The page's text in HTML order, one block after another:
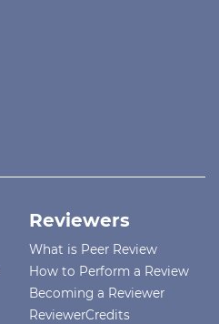
Reviewers
What is Peer Review
How to Perform a Review
Becoming a Reviewer
ReviewerCredits